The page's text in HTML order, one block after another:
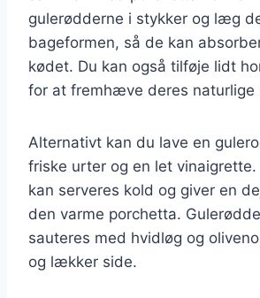
gulerødderne i stykker og læg
bageformen, så de kan
kødet. Du kan også tilføje lidt
for at fremhæve deres naturlige
Alternativt kan du lave en
friske urter og en let vinaigrette.
kan serveres kold og giver en
den varme porchetta.
sauteres med hvidløg og
og lækker side.